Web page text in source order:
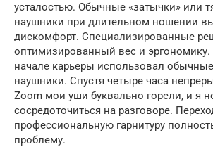
усталостью. Обычные «затычки» или
наушники при длительном ношении
дискомфорт. Специализированные
оптимизированный вес и
начале карьеры использовал
наушники. Спустя четыре часа
Zoom мои уши буквально горели, и я
сосредоточиться на разговоре.
профессиональную гарнитуру
проблему.